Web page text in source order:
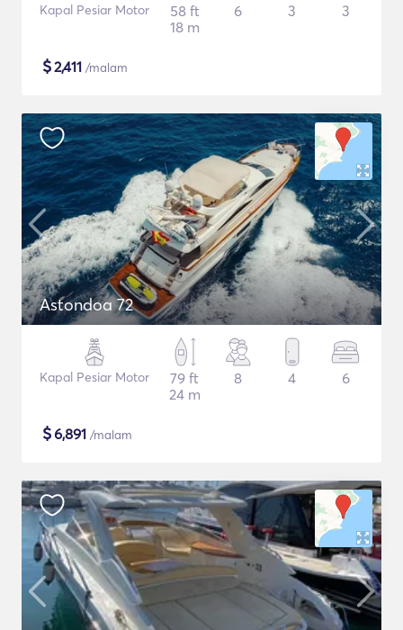
Kapal Pesiar Motor
58 ft
18 m
6 3 3
$2,411 /malam
Astondoa 72
Kapal Pesiar Motor
79 ft
24 m
8 4 6
$6,891 /malam